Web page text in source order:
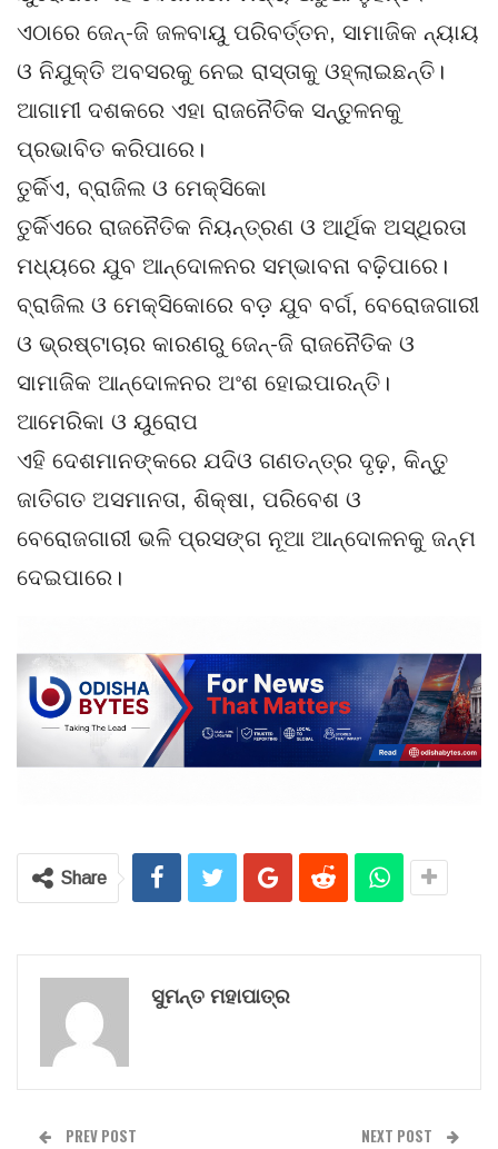
ଏଠାରେ ଜେନ୍-ଜି ଜଳବାୟୁ ପରିବର୍ତ୍ତନ, ସାମାଜିକ ନ୍ୟାୟ
ଓ ନିଯୁକ୍ତି ଅବସରକୁ ନେଇ ରାସ୍ତାକୁ ଓହ୍ଲାଇଛନ୍ତି।
ଆଗାମୀ ଦଶକରେ ଏହା ରାଜନୈତିକ ସନ୍ତୁଳନକୁ
ପ୍ରଭାବିତ କରିପାରେ।
ତୁର୍କିଏ, ବ୍ରାଜିଲ ଓ ମେକ୍ସିକୋ
ତୁର୍କିଏରେ ରାଜନୈତିକ ନିୟନ୍ତ୍ରଣ ଓ ଆର୍ଥିକ ଅସ୍ଥିରତା
ମଧ୍ୟରେ ଯୁବ ଆନ୍ଦୋଳନର ସମ୍ଭାବନା ବଢ଼ିପାରେ।
ବ୍ରାଜିଲ ଓ ମେକ୍ସିକୋରେ ବଡ଼ ଯୁବ ବର୍ଗ, ବେରୋଜଗାରୀ
ଓ ଭ୍ରଷ୍ଟାଚାର କାରଣରୁ ଜେନ୍-ଜି ରାଜନୈତିକ ଓ
ସାମାଜିକ ଆନ୍ଦୋଳନର ଅଂଶ ହୋଇପାରନ୍ତି।
ଆମେରିକା ଓ ୟୁରୋପ
ଏହି ଦେଶମାନଙ୍କରେ ଯଦିଓ ଗଣତନ୍ତ୍ର ଦୃଢ଼, କିନ୍ତୁ
ଜାତିଗତ ଅସମାନତା, ଶିକ୍ଷା, ପରିବେଶ ଓ
ବେରୋଜଗାରୀ ଭଳି ପ୍ରସଙ୍ଗ ନୂଆ ଆନ୍ଦୋଳନକୁ ଜନ୍ମ
ଦେଇପାରେ।
Share
ସୁମନ୍ତ ମହାପାତ୍ର
PREV POST NEXT POST